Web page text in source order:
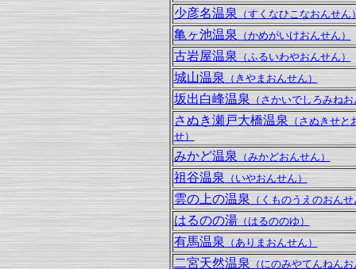
少彦名温泉（すくなひこなおんせん
亀ヶ池温泉 （かめがいけおんせん）
古岩屋温泉（ふるいわやおんせん）
城山温泉（きやまおんせん）
坂出白峰温泉 （さかいでしろみね
さぬき瀬戸大橋温泉 （さぬきせ
せ）
みかど温泉 （みかどおんせん）
祖谷温泉（いやおんせん）
雲の上の温泉 （くものうえのおん
はるのの湯（はるののゆ）
有馬温泉 （ありまおんせん）
二宮天然温泉（にのみやてんねんお